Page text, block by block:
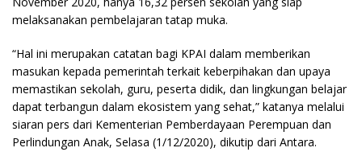
melaksanakan pembelajaran tatap muka.
“Hal ini merupakan catatan bagi KPAI dalam memberikan
masukan kepada pemerintah terkait keberpihakan dan upaya
memastikan sekolah, guru, peserta didik, dan lingkungan belajar
dapat terbangun dalam ekosistem yang sehat,” katanya melalui
siaran pers dari Kementerian Pemberdayaan Perempuan dan
Perlindungan Anak, Selasa (1/12/2020), dikutip dari Antara.